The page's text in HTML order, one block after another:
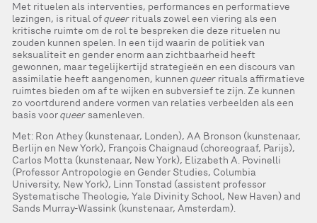
Met rituelen als interventies, performances en performatieve
lezingen, is ritual ofqueer rituals zowel een viering als een
kritische ruimte om de rol te bespreken die deze rituelen nu
zouden kunnen spelen. In een tijd waarin de politiek van
seksualiteit en gender enorm aan zichtbaarheid heeft
gewonnen, maar tegelijkertijd strategieën en een discours van
assimilatie heeft aangenomen, kunnen queer rituals affirmatieve
ruimtes bieden om af te wijken en subversief te zijn. Ze kunnen
zo voortdurend andere vormen van relaties verbeelden als een
basis voorqueer samenleven.
Met: Ron Athey (kunstenaar, Londen), AA Bronson (kunstenaar,
Berlijn en New York), François Chaignaud (choreograaf, Parijs),
Carlos Motta (kunstenaar, New York), Elizabeth A. Povinelli
(Professor Antropologie en Gender Studies, Columbia
University, New York), Linn Tonstad (assistent professor
Systematische Theologie, Yale Divinity School, New Haven) and
Sands Murray-Wassink (kunstenaar, Amsterdam).